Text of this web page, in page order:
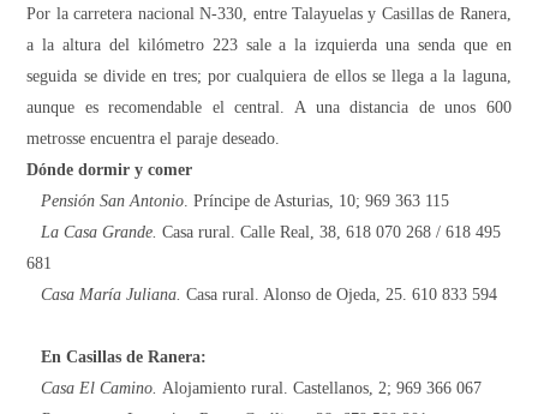
Por la carretera nacional N-330, entre Talayuelas y Casillas de Ranera,
a la altura del kilómetro 223 sale a la izquierda una senda que en
seguida se divide en tres; por cualquiera de ellos se llega a la laguna,
aunque es recomendable el central. A una distancia de unos 600
metrosse encuentra el paraje deseado.
Dónde dormir y comer
Pensión San Antonio. Príncipe de Asturias, 10; 969 363 115
La Casa Grande.Casa rural. Calle Real, 38, 618 070 268 / 618 495
681
Casa María Juliana.Casa rural. Alonso de Ojeda, 25. 610 833 594
En Casillas de Ranera:
Casa El Camino.Alojamiento rural. Castellanos, 2; 969 366 067